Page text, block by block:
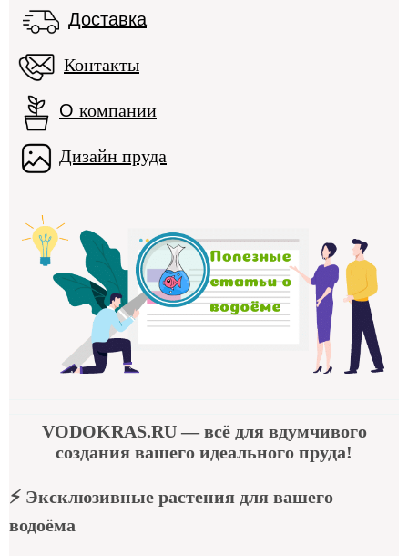
Доставка
Контакты
О компании
Дизайн пруда
VODOKRAS.RU— всё для вдумчивого
создания вашего идеального пруда!
⚡ Эксклюзивные растения для вашего
водоёма